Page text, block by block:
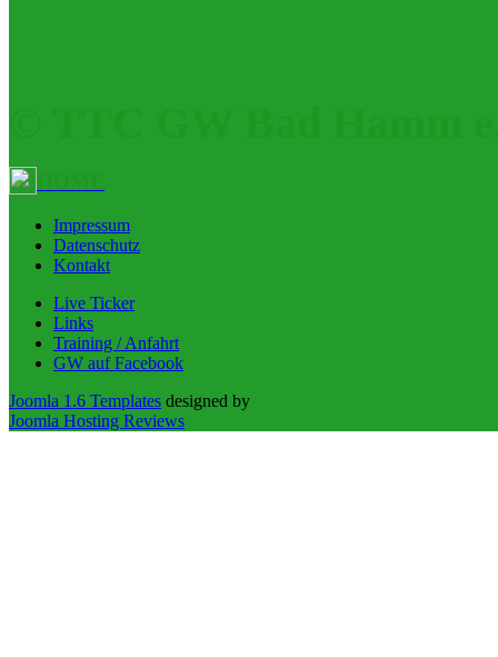
Impressum
Datenschutz
Kontakt
Live Ticker
Links
Training / Anfahrt
GW auf Facebook
Joomla 1.6 Templates designed by
Joomla Hosting Reviews